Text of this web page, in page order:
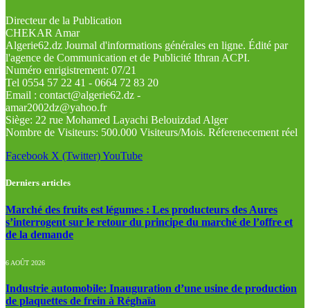
Directeur de la Publication
CHEKAR Amar
Algerie62.dz Journal d'informations générales en ligne. Édité par
l'agence de Communication et de Publicité Ithran ACPI.
Numéro enrigistrement: 07/21
Tel 0554 57 22 41 - 0664 72 83 20
Email : contact@algerie62.dz -
amar2002dz@yahoo.fr
Siège: 22 rue Mohamed Layachi Belouizdad Alger
Nombre de Visiteurs: 500.000 Visiteurs/Mois. Réferenecement réel
Facebook X (Twitter)YouTube
Derniers articles
Marché des fruits est légumes : Les producteurs des Aures
s’interrogent sur le retour du principe du marché de l’offre et
de la demande
6 AOÛT 2026
Industrie automobile: Inauguration d’une usine de production
de plaquettes de frein à Réghaïa